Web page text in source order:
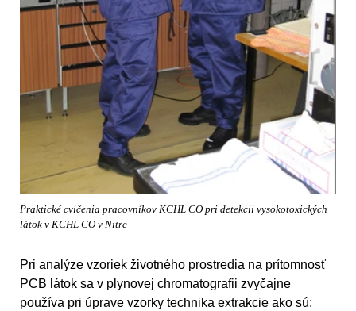
Praktické cvičenia pracovníkov KCHL CO pri detekcii vysokotoxických
látok v KCHL CO v Nitre
Pri analýze vzoriek životného prostredia na prítomnosť
PCB látok sa v plynovej chromatografii zvyčajne
používa pri úprave vzorky technika extrakcie ako sú: